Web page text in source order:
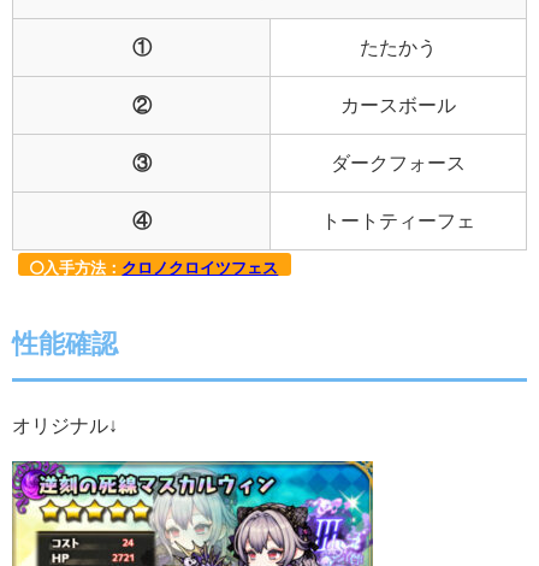
① たたかう
② カースボール
③ ダークフォース
④ トートティーフェ
入手方法： クロノクロイツフェス
性能確認
オリジナル↓